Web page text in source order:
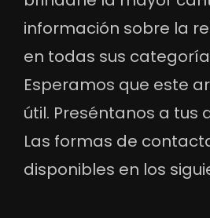
información sobre la
en todas sus
Esperamos que este
útil. Preséntanos a tus
Las formas de
disponibles en los